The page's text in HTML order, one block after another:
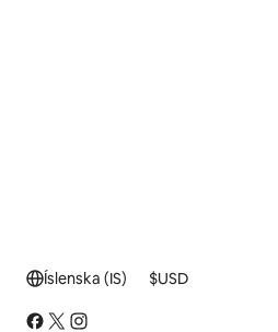
Íslenska (IS) $USD